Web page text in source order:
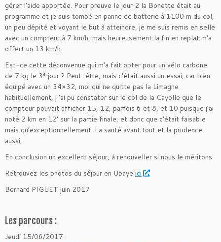
gérer l’aide apportée. Pour preuve le jour 2 la Bonette était au
programme et je suis tombé en panne de batterie à 1100 m du col,
un peu dépité et voyant le but à atteindre, je me suis remis en selle
avec un compteur à 7 km/h, mais heureusement la fin en replat m’a
offert un 13 km/h.
Est-ce cette déconvenue qui m’a fait opter pour un vélo carbone
de 7 kg le 3e jour ? Peut-être, mais c’était aussi un essai, car bien
équipé avec un 34×32, moi qui ne quitte pas la Limagne
habituellement, j ‘ai pu constater sur le col de la Cayolle que le
compteur pouvait afficher 15, 12, parfois 6 et 8, et 10 puisque j’ai
noté 2 km en 12’ sur la partie finale, et donc que c’était faisable
mais qu’exceptionnellement. La santé avant tout et la prudence
aussi,
En conclusion un excellent séjour, à renouveller si nous le méritons.
Retrouvez les photos du séjour en Ubaye ici
.
Bernard PIGUET juin 2017
Les parcours :
Jeudi 15/06/2017 :